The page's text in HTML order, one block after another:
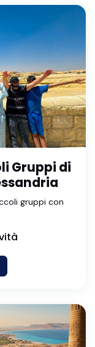
Gruppi di
gruppi con